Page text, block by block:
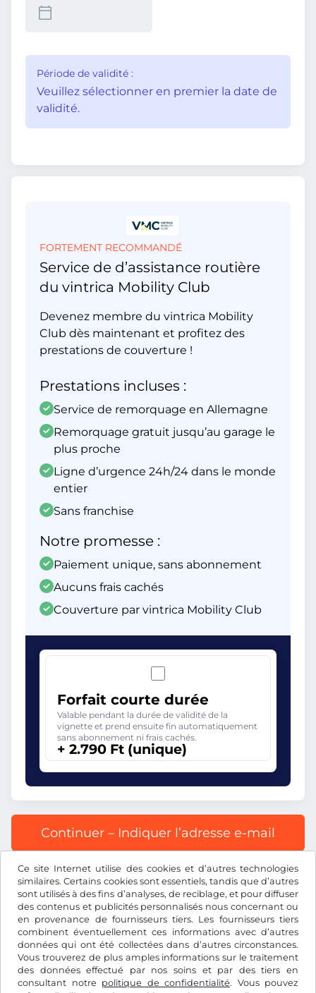
Ce site Internet utilise des cookies et d’autres technologies
similaires. Certains cookies sont essentiels, tandis que d’autres
sont utilisés à des fins d’analyses, de reciblage, et pour diffuser
des contenus et publicités personnalisés nous concernant ou
en provenance de fournisseurs tiers. Les fournisseurs tiers
combinent éventuellement ces informations avec d’autres
données qui ont été collectées dans d’autres circonstances.
Vous trouverez de plus amples informations sur le traitement
des données effectué par nos soins et par des tiers en
consultant notre politique de confidentialité. Vous pouvez
Période de validité :
Veuillez sélectionner en premier la date de
validité.
FORTEMENT RECOMMANDÉ
Service de d’assistance routière
du vintrica Mobility Club
Devenez membre du vintrica Mobility
Club dès maintenant et profitez des
prestations de couverture !
Prestations incluses :
Service de remorquage en Allemagne
Remorquage gratuit jusqu’au garage le
plus proche
Ligne d’urgence 24h/24 dans le monde
entier
Sans franchise
Notre promesse :
Paiement unique, sans abonnement
Aucuns frais cachés
Couverture par vintrica Mobility Club
Forfait courte durée
Valable pendant la durée de validité de la
vignette et prend ensuite fin automatiquement
sans abonnement ni frais cachés.
+ 2.790 Ft (unique)
Continuer – Indiquer l’adresse e-mail
Tous les prix s’entendent TVA incluse.
FtHUF